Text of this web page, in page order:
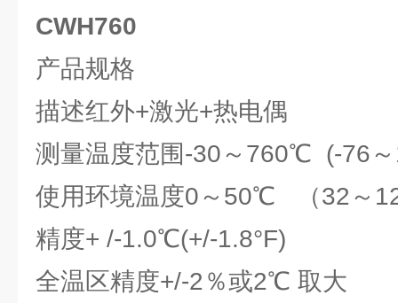
CWH760
产品规格
描述红外+激光+热电偶
测量温度范围-30～760℃ (-76
使用环境温度0～50℃ （32～
精度+ /-1.0℃(+/-1.8°F)
全温区精度+/-2％或2℃ 取大